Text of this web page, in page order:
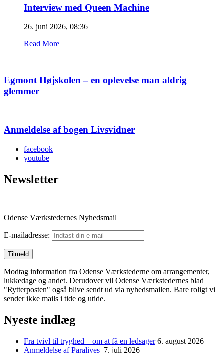
Interview med Queen Machine
26. juni 2026, 08:36
Read More
Egmont Højskolen – en oplevelse man aldrig
glemmer
Anmeldelse af bogen Livsvidner
facebook
youtube
Newsletter
Odense Værkstedernes Nyhedsmail
E-mailadresse:
Modtag information fra Odense Værkstederne om arrangementer,
lukkedage og andet. Derudover vil Odense Værkstedernes blad
"Rytterposten" også blive sendt ud via nyhedsmailen. Bare roligt vi
sender ikke mails i tide og utide.
Nyeste indlæg
Fra tvivl til tryghed – om at få en ledsager 6. august 2026
Anmeldelse af Paralives 7. juli 2026